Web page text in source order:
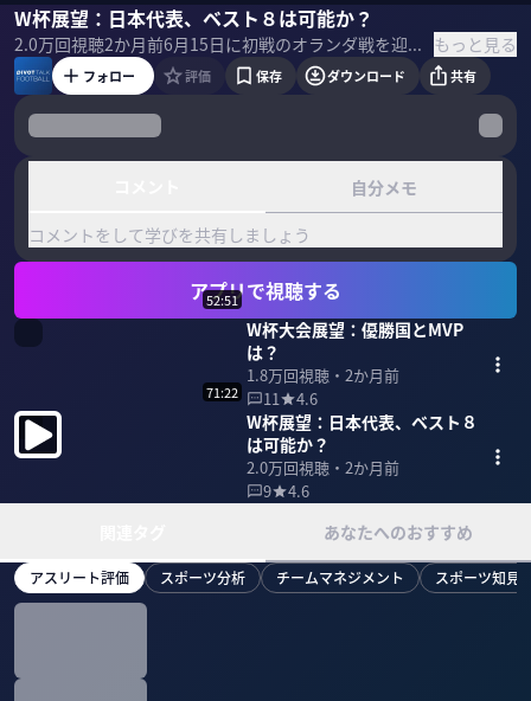
W杯展望：日本代表、ベスト８は可能か？
2.0万回視聴2か月前 6月15日に初戦のオランダ戦を迎える日本代表。史上初のベスト８を達成できるのか？世界を驚かす日本人選手は誰か？6人の論客に展望してもらった。 ＜ゲスト＞ ミムラユウスケ｜スポーツライター 2006年7月にスポーツライターとしての活動をはじめ、2009年1月にドイツへ渡る。ドイツを中心にヨーロッパで取材。2016年9月22日より、拠点を再び日本に移す。 垣内一之｜スポーツニッポン記者 1998年にイタリアに移住し、約8年間、中田英寿、中村俊輔、柳沢敦ら日本人選手を中心にセリエAを取材。2006年のドイツW杯後に帰国し、現在はスポニチで取材を続けている。 中西哲生｜スポーツジャーナリスト 愛知県出身。同志社大学卒業後、Jリーグの名古屋グランパスエイトに入団。97年に川崎フロンターレに移籍し、99年には主将としてJ2優勝とJ1昇格に貢献した。サッカー選手パーソナルコーチとして、永里優季（2012～）、久保建英（2013～）、中井卓大（2018～）、斉藤光毅（2020～）を指導。2023年4月1日から筑波大学蹴球部テクニカルアドバイザーも務め、大学生と大学院生の指導に当たっている。 小澤一郎｜サッカージャーナリスト 1977年、京都府生まれ。早稲田大学教育学部卒業後、社会人経験を経て渡西。2010年までバレンシアで5年間活動。2024年6月からは家族で再びスペインに移住。 木崎伸也｜スポーツライター 1975年、東京都生まれ。2002年夏にオランダへ移住。翌2003年から6年間、ドイツを拠点に欧州サッカーを取材。スポーツ誌『Number』はじめ、各メディアに寄稿。最新刊は小説『アイム・ブルー』。2018年10月よりサッカーカンボジア代表のスタッフに。 Leo the football｜シュワーボ東京監督 1986年福島生まれ。YouTubeのチャンネル登録者数は30万人を超える。自身で立ち上げた東京都社会人サッカーチーム「シュワーボ東京」の代表監督。 ＜目次＞ もっと見る
ミムラユウスケ垣内一之中西哲生小澤一郎
フォロー 評価 保存 ダウンロード 共有
自分メモ
コメントをして学びを共有しましょう
アプリで視聴する
52:51
W杯大会展望：優勝国とMVP
は？
1.8万回視聴・ 2か月前
11
4.6
71:22
W杯展望：日本代表、ベスト８
は可能か？
2.0万回視聴・ 2か月前
9
4.6
あなたへのおすすめ
アスリート評価 スポーツ分析 チームマネジメント スポーツ知見